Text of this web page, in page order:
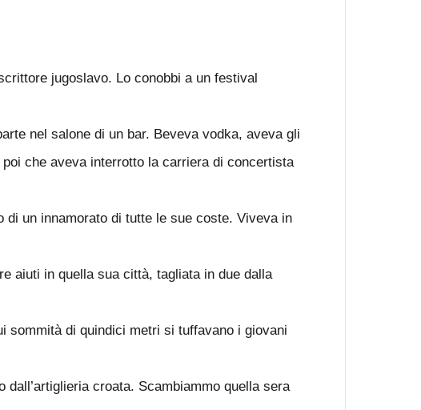
jugoslavo. Lo conobbi a un festival
nel salone di un bar. Beveva vodka, aveva gli
che aveva interrotto la carriera di concertista
un innamorato di tutte le sue coste. Viveva in
aiuti in quella sua città, tagliata in due dalla
sommità di quindici metri si tuffavano i giovani
croata. Scambiammo quella sera